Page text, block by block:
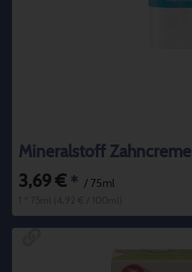
Mineralstoff Zahncreme
3,69 € * / 75ml